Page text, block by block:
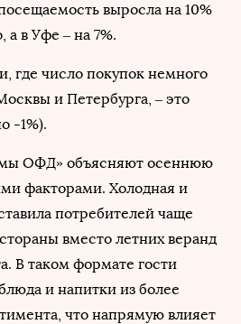
выросла на 10%
а в Уфе – на 7%.
где число покупок немного
и Петербурга, – это
-1%).
ОФД» объясняют осеннюю
факторами. Холодная и
потребителей чаще
вместо летних веранд
В таком формате гости
и напитки из более
что напрямую влияет